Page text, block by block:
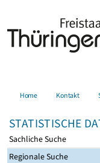
Home Kontakt
STATISTISCHE
Sachliche Suche
Regionale Suche